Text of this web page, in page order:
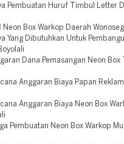
Pembuatan Huruf Timbul Letter
Box Warkop Daerah
Yang Dibutuhkan Untuk
Dana Pemasangan Neon Box
Anggaran Biaya Papan
Anggaran Biaya Neon Box
Pembuatan Neon Box Warkop